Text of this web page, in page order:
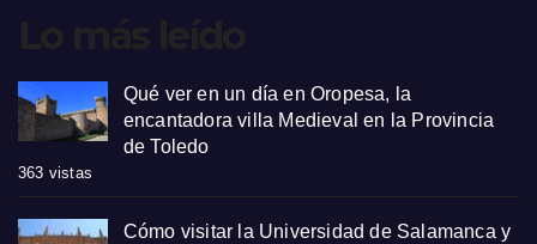
Qué ver en un día en Oropesa, la
encantadora villa Medieval en la Provincia
de Toledo
363 vistas
Cómo visitar la Universidad de Salamanca y